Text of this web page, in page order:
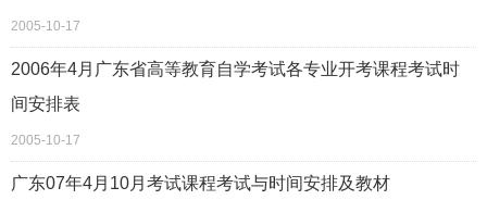
2005-10-17
2006年4月广东省高等教育自学考试各专业开考课程考试时
间安排表
2005-10-17
广东07年4月10月考试课程考试与时间安排及教材